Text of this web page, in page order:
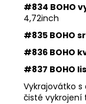
#834 BOHO
4,72inch
#835 BOHO
#836 BOHO
#837 BOHO
Vykrajovátko
čisté vykrojení